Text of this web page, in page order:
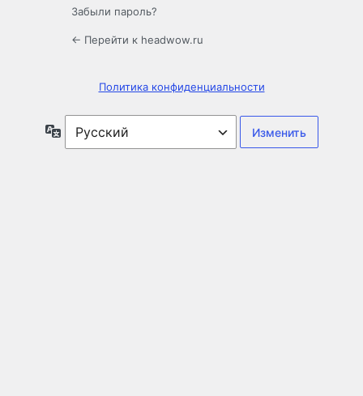
Забыли пароль?
← Перейти к headwow.ru
Политика конфиденциальности
Язык